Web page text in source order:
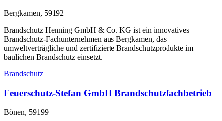
Bergkamen, 59192
Brandschutz Henning GmbH & Co. KG ist ein innovatives
Brandschutz-Fachunternehmen aus Bergkamen, das
umweltverträgliche und zertifizierte Brandschutzprodukte im
baulichen Brandschutz einsetzt.
Brandschutz
Feuerschutz-Stefan GmbH Brandschutzfachbetrieb
Bönen, 59199